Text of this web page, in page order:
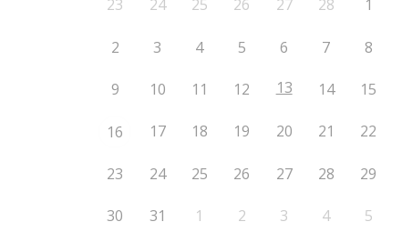
23 24 25 26 27 28 1
2 3 4 5 6 7 8
9 10 11 12 13 14 15
16 17 18 19 20 21 22
23 24 25 26 27 28 29
30 31 1 2 3 4 5